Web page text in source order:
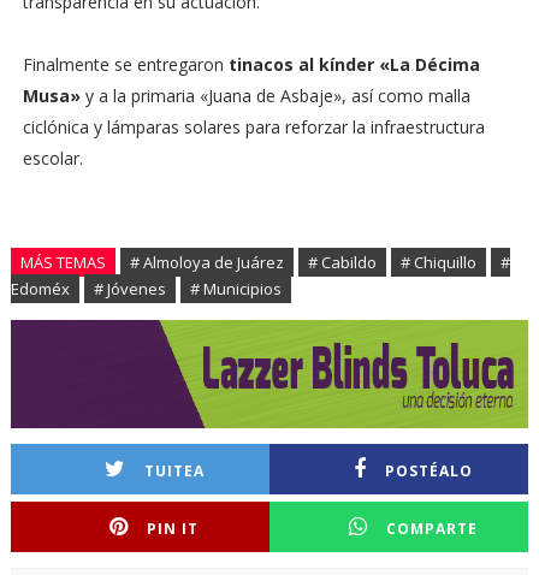
Finalmente se entregaron tinacos al kínder «La Décima
Musa» y a la primaria «Juana de Asbaje», así como malla
ciclónica y lámparas solares para reforzar la infraestructura
escolar.
MÁS TEMAS # Almoloya de Juárez # Cabildo # Chiquillo
#
Edoméx
# Jóvenes # Municipios
TUITEA POSTÉALO
PIN IT COMPARTE